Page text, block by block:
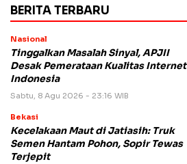
BERITA TERBARU
Nasional
Tinggalkan Masalah Sinyal, APJII
Desak Pemerataan Kualitas Internet
Indonesia
Sabtu, 8 Agu 2026 - 23:16 WIB
Bekasi
Kecelakaan Maut di Jatiasih: Truk
Semen Hantam Pohon, Sopir Tewas
Terjepit